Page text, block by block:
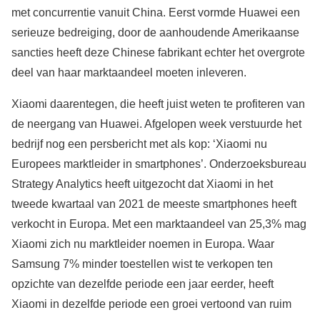
met concurrentie vanuit China. Eerst vormde Huawei een
serieuze bedreiging, door de aanhoudende Amerikaanse
sancties heeft deze Chinese fabrikant echter het overgrote
deel van haar marktaandeel moeten inleveren.
Xiaomi daarentegen, die heeft juist weten te profiteren van
de neergang van Huawei. Afgelopen week verstuurde het
bedrijf nog een persbericht met als kop: ‘Xiaomi nu
Europees marktleider in smartphones’. Onderzoeksbureau
Strategy Analytics heeft uitgezocht dat Xiaomi in het
tweede kwartaal van 2021 de meeste smartphones heeft
verkocht in Europa. Met een marktaandeel van 25,3% mag
Xiaomi zich nu marktleider noemen in Europa. Waar
Samsung 7% minder toestellen wist te verkopen ten
opzichte van dezelfde periode een jaar eerder, heeft
Xiaomi in dezelfde periode een groei vertoond van ruim